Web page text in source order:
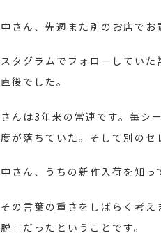
中さん、先週また別のお店で
タグラムでフォローしてい
後でした。
んは3年来の常連です。毎シ
が落ちていた。そして別の
中さん、うちの新作入荷を知
の言葉の重さをしばらく考
」だったということです。